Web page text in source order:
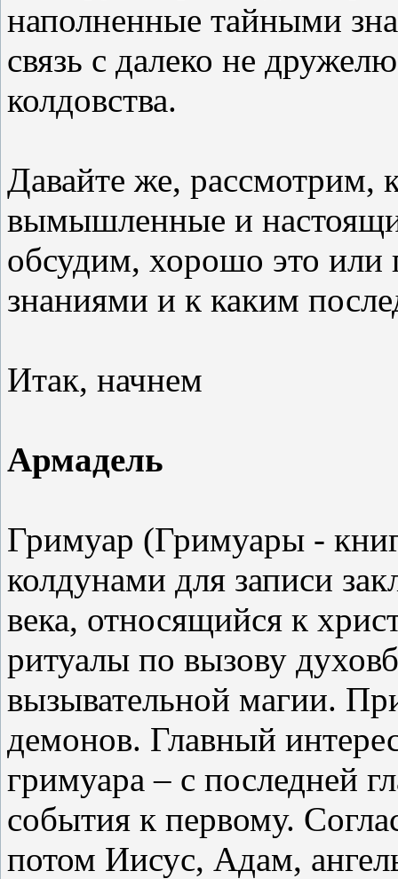
наполненные тайными
связь с далеко не
колдовства.
Давайте же, рассмотрим,
вымышленные и
обсудим, хорошо это или
знаниями и к каким
Итак, начнем
Армадель
Гримуар (Гримуары -
колдунами для записи
века, относящийся к
ритуалы по вызову
вызывательной магии.
демонов. Главный
гримуара – с последней
события к первому.
потом Иисус, Адам,